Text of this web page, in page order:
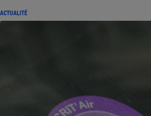
ACTUALITÉ